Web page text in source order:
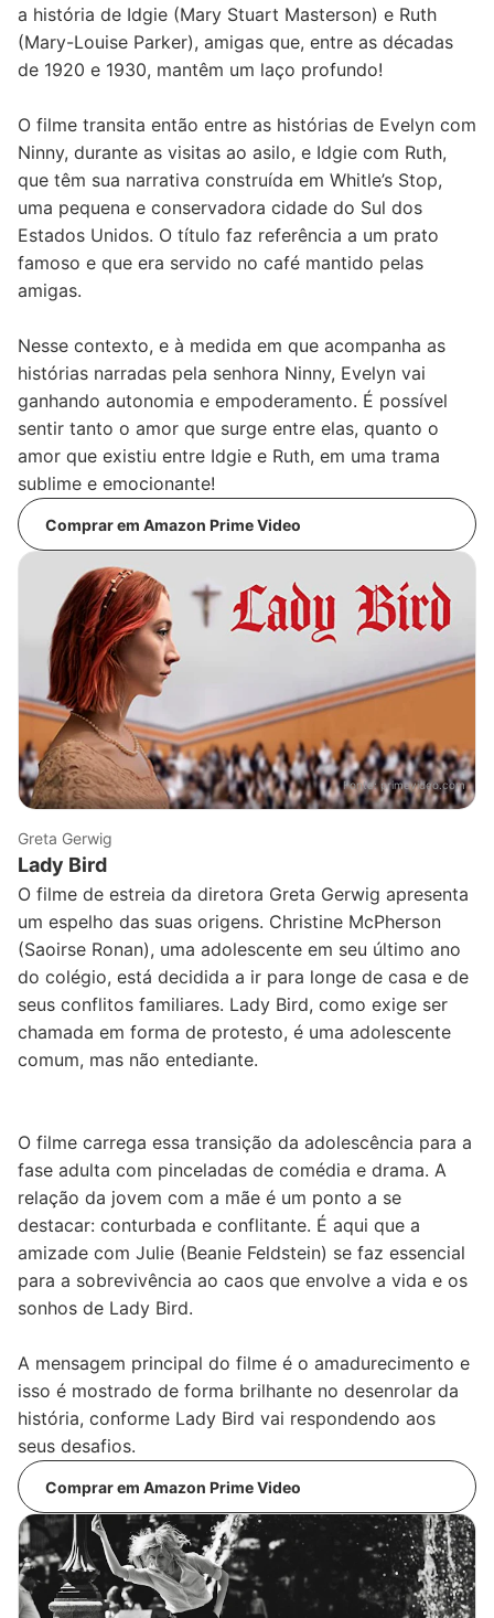
a história de Idgie (Mary Stuart Masterson) e Ruth
(Mary-Louise Parker), amigas que, entre as décadas
de 1920 e 1930, mantêm um laço profundo!
O filme transita então entre as histórias de Evelyn com
Ninny, durante as visitas ao asilo, e Idgie com Ruth,
que têm sua narrativa construída em Whitle’s Stop,
uma pequena e conservadora cidade do Sul dos
Estados Unidos. O título faz referência a um prato
famoso e que era servido no café mantido pelas
amigas.
Nesse contexto, e à medida em que acompanha as
histórias narradas pela senhora Ninny, Evelyn vai
ganhando autonomia e empoderamento. É possível
sentir tanto o amor que surge entre elas, quanto o
amor que existiu entre Idgie e Ruth, em uma trama
sublime e emocionante!
Comprar em Amazon Prime Video
Fonte:primevideo.com
Greta Gerwig
Lady Bird
O filme de estreia da diretora Greta Gerwig apresenta
um espelho das suas origens. Christine McPherson
(Saoirse Ronan), uma adolescente em seu último ano
do colégio, está decidida a ir para longe de casa e de
seus conflitos familiares. Lady Bird, como exige ser
chamada em forma de protesto, é uma adolescente
comum, mas não entediante.
O filme carrega essa transição da adolescência para a
fase adulta com pinceladas de comédia e drama. A
relação da jovem com a mãe é um ponto a se
destacar: conturbada e conflitante. É aqui que a
amizade com Julie (Beanie Feldstein) se faz essencial
para a sobrevivência ao caos que envolve a vida e os
sonhos de Lady Bird.
A mensagem principal do filme é o amadurecimento e
isso é mostrado de forma brilhante no desenrolar da
história, conforme Lady Bird vai respondendo aos
seus desafios.
Comprar em Amazon Prime Video